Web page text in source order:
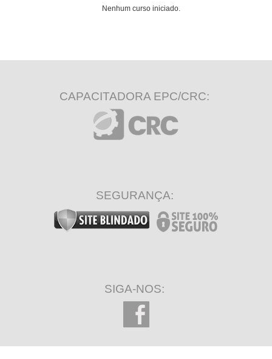
Nenhum curso iniciado.
CAPACITADORA EPC/CRC:
SEGURANÇA:
SIGA-NOS: